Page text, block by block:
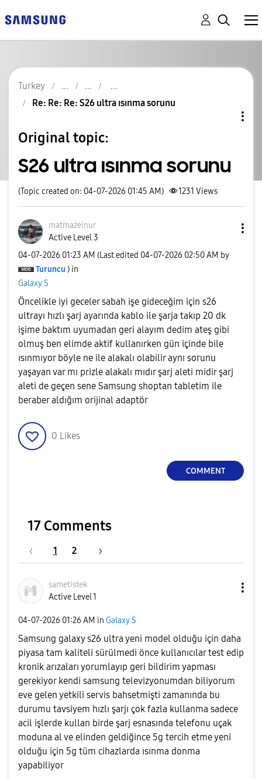
Turkey
Re: Re: Re: S26 ultra ısınma sorunu
Original topic:
S26 ultra ısınma sorunu
(Topic created on: 04-07-2026 01:45 AM) 1231 Views
matmazelnur
Active Level 3
‎04-07-2026 01:23 AM (Last edited ‎04-07-2026 02:50 AM by
Turuncu ) in
Galaxy S
Öncelikle iyi geceler sabah işe gideceğim için s26
ultrayı hızlı şarj ayarında kablo ile şarja takıp 20 dk
işime baktım uyumadan geri alayım dedim ateş gibi
olmuş ben elimde aktif kullanırken gün içinde bile
ısınmıyor böyle ne ile alakalı olabilir aynı sorunu
yaşayan var mı prizle alakalı mıdır şarj aleti midir şarj
aleti de geçen sene Samsung shoptan tabletim ile
beraber aldığım orijinal adaptör
0 Likes
COMMENT
17 Comments
1 2
sametistek
Active Level 1
‎04-07-2026 01:26 AM in Galaxy S
Samsung galaxy s26 ultra yeni model olduğu için daha
piyasa tam kaliteli sürülmedi önce kullanıcılar test edip
kronik arızaları yorumlayıp geri bildirim yapması
gerekiyor kendi samsung televizyonumdan biliyorum
eve gelen yetkili servis bahsetmişti zamanında bu
durumu tavsiyem hızlı şarjı çok fazla kullanma sadece
acil işlerde kullan birde şarj esnasında telefonu uçak
moduna al ve elinden geldiğince 5g tercih etme yeni
olduğu için 5g tüm cihazlarda ısınma donma
yapabiliyor